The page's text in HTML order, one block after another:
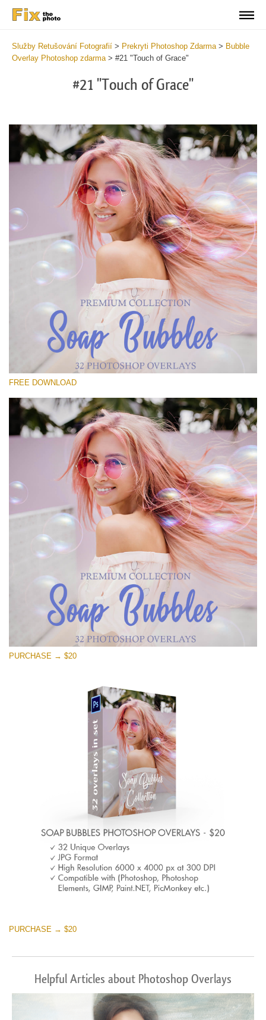
Služby Retušování Fotografií > Prekryti Photoshop Zdarma> Bubble
Overlay Photoshop zdarma> #21 "Touch of Grace"
#21 "Touch of Grace"
Prosím vyberte
Free Bubbles Overlay #21
Small 800*533px
Soap Bubbles
(30 Overlays)
Fairy Tale (344 Overlays)
Large 6000*4000px
Entire Collection
(1783 Overlays)
Large 6000*4000px
Stažení zdarma
FREE DOWNLOAD
PURCHASE → $20
PURCHASE → $20
Helpful Articles about Photoshop Overlays